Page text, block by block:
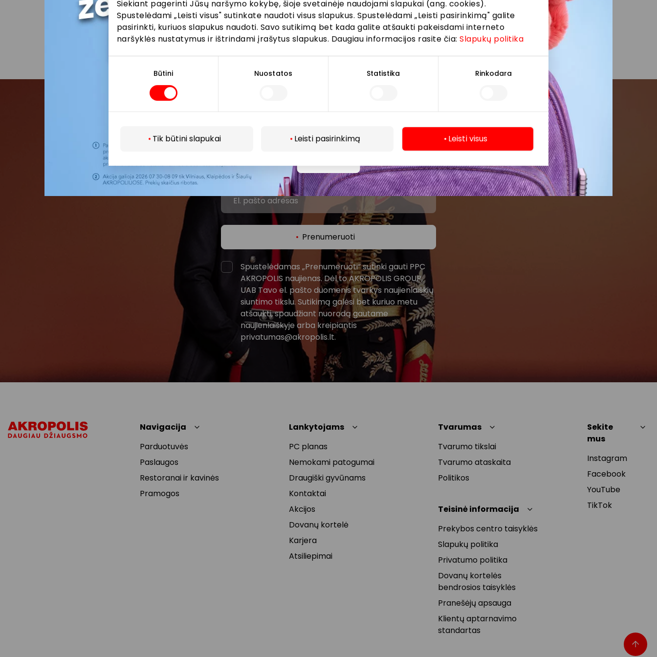
Siekiant pagerinti Jūsų naršymo kokybę, šioje svetainėje naudojami slapukai (ang. cookies).
Spustelėdami „Leisti visus" sutinkate naudoti visus slapukus. Spustelėdami „Leisti pasirinkimą" galite
pasirinkti, kuriuos slapukus naudoti. Savo sutikimą bet kada galite atšaukti pakeisdami interneto
naršyklės nustatymus ir ištrindami įrašytus slapukus. Daugiau informacijos rasite čia:Slapukų politika
Būtini Nuostatos Statistika Rinkodara
Tik būtini slapukai Leisti pasirinkimą Leisti visus
Visais klausimais, susijusiais su konkrečiomis nuolaidomis bei
vykstančiomis akcijomis, prašome kreiptis tiesiogiai į atitinkamą
parduotuvę ar paslaugų teikimo vietą.
Prisijunkite prie mūsų bendruomenės
Pirmieji sužinokite apie geriausius pasiūlymus, renginius ir naujausią informaciją iš
AKROPOLIS prekybos centro.
Prenumeruoti
Spustelėdamas „Prenumeruoti“ sutinki gauti PPC
AKROPOLIS naujienas. Dėl to AKROPOLIS GROUP,
UAB Tavo el. pašto duomenis tvarkys naujienlaiškių
siuntimo tikslu. Sutikimą galėsi bet kuriuo metu
atšaukti, spaudžiant nuorodą gautame
naujienlaiškyje arba kreipiantis
privatumas@akropolis.lt.
Navigacija
Parduotuvės
Paslaugos
Restoranai ir kavinės
Pramogos
Lankytojams
PC planas
Nemokami patogumai
Draugiški gyvūnams
Kontaktai
Akcijos
Dovanų kortelė
Karjera
Atsiliepimai
Tvarumas
Tvarumo tikslai
Tvarumo ataskaita
Politikos
Teisinė informacija
Prekybos centro taisyklės
Slapukų politika
Privatumo politika
Dovanų kortelės
bendrosios taisyklės
Pranešėjų apsauga
Klientų aptarnavimo
standartas
Sekite
mus
Instagram
Facebook
YouTube
TikTok